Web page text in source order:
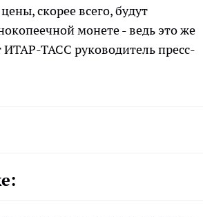
скорее всего, будут
монете - ведь это же
ТАСС руководитель пресс-